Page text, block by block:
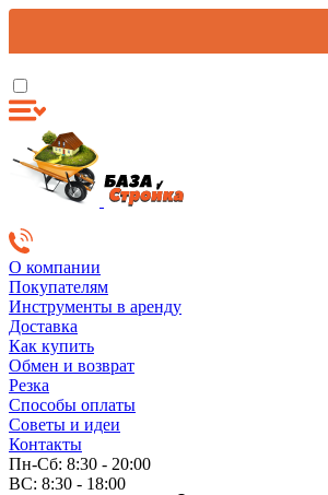
О компании
Покупателям
Инструменты в аренду
Доставка
Как купить
Обмен и возврат
Резка
Способы оплаты
Советы и идеи
Контакты
Пн-Сб: 8:30 - 20:00
ВС: 8:30 - 18:00